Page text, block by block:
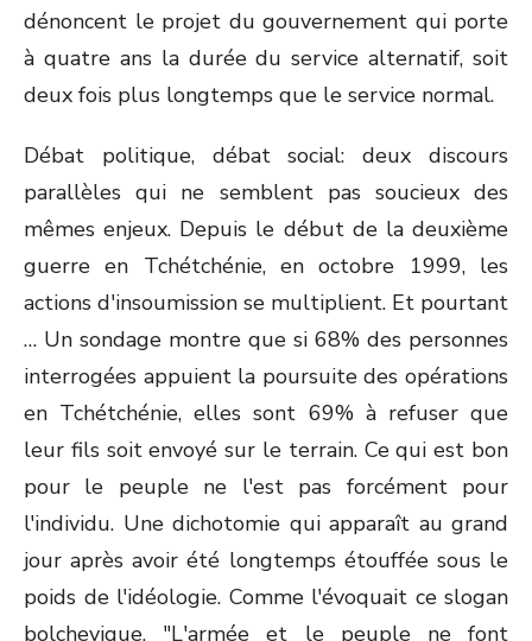
dénoncent le projet du gouvernement qui porte
à quatre ans la durée du service alternatif, soit
deux fois plus longtemps que le service normal.
Débat politique, débat social: deux discours
parallèles qui ne semblent pas soucieux des
mêmes enjeux. Depuis le début de la deuxième
guerre en Tchétchénie, en octobre 1999, les
actions d'insoumission se multiplient. Et pourtant
… Un sondage montre que si 68% des personnes
interrogées appuient la poursuite des opérations
en Tchétchénie, elles sont 69% à refuser que
leur fils soit envoyé sur le terrain. Ce qui est bon
pour le peuple ne l'est pas forcément pour
l'individu. Une dichotomie qui apparaît au grand
jour après avoir été longtemps étouffée sous le
poids de l'idéologie. Comme l'évoquait ce slogan
bolchevique, "L'armée et le peuple ne font